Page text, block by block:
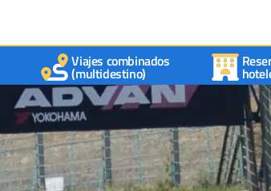
Viajes combinados
(multidestino)